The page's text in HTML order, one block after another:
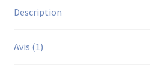
Description
Avis (1)